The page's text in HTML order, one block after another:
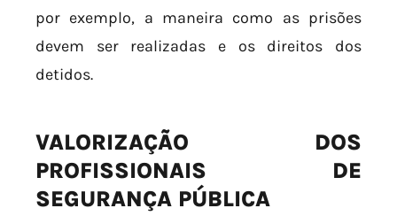
por exemplo, a maneira como as prisões
devem ser realizadas e os direitos dos
detidos.
VALORIZAÇÃO DOS
PROFISSIONAIS DE
SEGURANÇA PÚBLICA